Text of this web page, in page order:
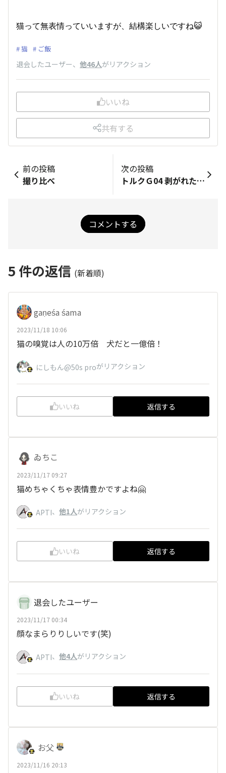
猫って無表情っていいますが、結構楽しいですね😺
猫 ご飯
退会したユーザー、 他46人がリアクション
いいね
共有する
前の投稿
撮り比べ
次の投稿
トルクＧ04 剥がれたバンパー
コメントする
5 件の返信 (新着順)
gaṇeśa śama
2023/11/18 10:06
猫の嗅覚は人の10万倍 犬だと一億倍！
にしもん@50s proがリアクション
いいね 返信する
ゐちこ
2023/11/17 09:27
猫めちゃくちゃ表情豊かですよね🤗
APTI、 他1人がリアクション
いいね 返信する
退会したユーザー
2023/11/17 00:34
顔なまらりりしいです(笑)
APTI、 他4人がリアクション
いいね 返信する
お父
2023/11/16 20:13